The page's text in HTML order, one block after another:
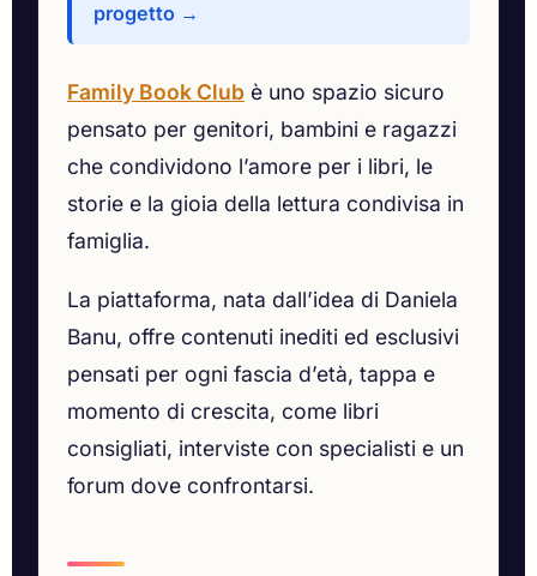
progetto →
Family Book Club è uno spazio sicuro
pensato per genitori, bambini e ragazzi
che condividono l’amore per i libri, le
storie e la gioia della lettura condivisa in
famiglia.
La piattaforma, nata dall’idea di Daniela
Banu, offre contenuti inediti ed esclusivi
pensati per ogni fascia d’età, tappa e
momento di crescita, come libri
consigliati, interviste con specialisti e un
forum dove confrontarsi.